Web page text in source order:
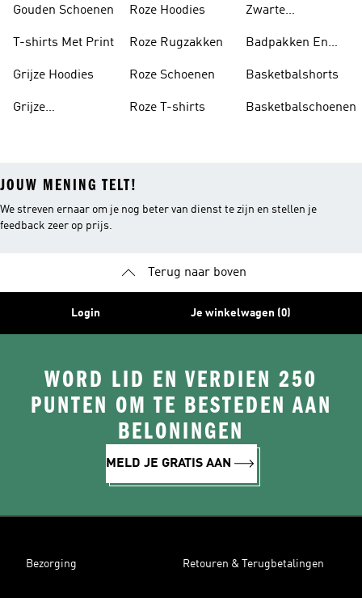
Gouden Schoenen
T-shirts Met Print
Grijze Hoodies
Grijze
Roze Hoodies
Roze Rugzakken
Roze Schoenen
Roze T-shirts
Zwarte
Badpakken En
Basketbalshorts
Basketbalschoenen
JOUW MENING TELT!
We streven ernaar om je nog beter van dienst te zijn en stellen je
feedback zeer op prijs.
Terug naar boven
Login Je winkelwagen (0)
WORD LID EN VERDIEN 250
PUNTEN OM TE BESTEDEN AAN
BELONINGEN
MELD JE GRATIS AAN
Bezorging Retouren & Terugbetalingen